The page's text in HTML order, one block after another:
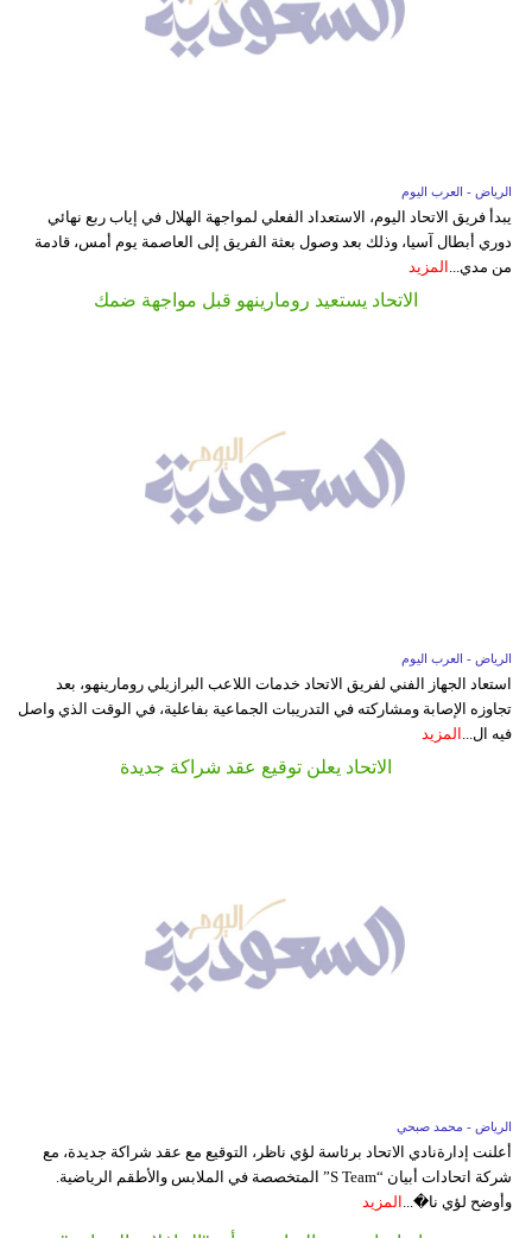
الرياض - العرب اليوم
يبدأ فريق الاتحاد اليوم، الاستعداد الفعلي لمواجهة الهلال في إياب ربع نهائي
دوري أبطال آسيا، وذلك بعد وصول بعثة الفريق إلى العاصمة يوم أمس، قادمة
من مدي... المزيد
الاتحاد يستعيد رومارينهو قبل مواجهة ضمك
الرياض - العرب اليوم
استعاد الجهاز الفني لفريق الاتحاد خدمات اللاعب البرازيلي رومارينهو، بعد
تجاوزه الإصابة ومشاركته في التدريبات الجماعية بفاعلية، في الوقت الذي واصل
فيه ال... المزيد
الاتحاد يعلن توقيع عقد شراكة جديدة
الرياض - محمد صبحي
أعلنت إدارةنادي الاتحاد برئاسة لؤي ناظر، التوقيع مع عقد شراكة جديدة، مع
شركة اتحادات أبيان “S Team” المتخصصة في الملابس والأطقم الرياضية.
وأوضح لؤي نا�... المزيد